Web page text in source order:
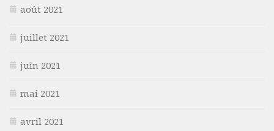
août 2021
juillet 2021
juin 2021
mai 2021
avril 2021